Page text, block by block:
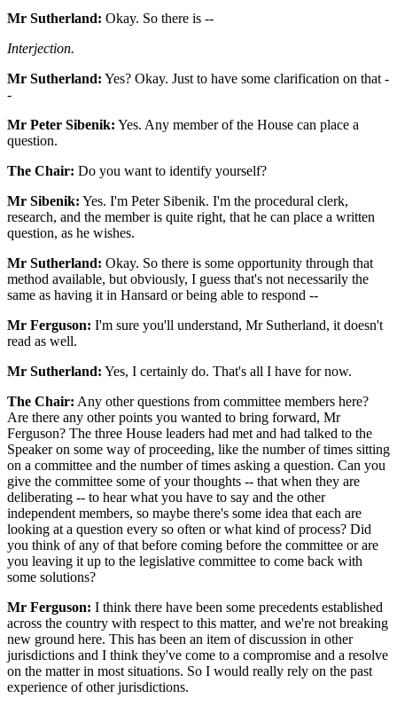
Mr Sutherland: Okay. So there is --
Interjection.
Mr Sutherland: Yes? Okay. Just to have some clarification on that -
-
Mr Peter Sibenik: Yes. Any member of the House can place a
question.
The Chair: Do you want to identify yourself?
Mr Sibenik: Yes. I'm Peter Sibenik. I'm the procedural clerk,
research, and the member is quite right, that he can place a written
question, as he wishes.
Mr Sutherland: Okay. So there is some opportunity through that
method available, but obviously, I guess that's not necessarily the
same as having it in Hansard or being able to respond --
Mr Ferguson: I'm sure you'll understand, Mr Sutherland, it doesn't
read as well.
Mr Sutherland: Yes, I certainly do. That's all I have for now.
The Chair: Any other questions from committee members here?
Are there any other points you wanted to bring forward, Mr
Ferguson? The three House leaders had met and had talked to the
Speaker on some way of proceeding, like the number of times sitting
on a committee and the number of times asking a question. Can you
give the committee some of your thoughts -- that when they are
deliberating -- to hear what you have to say and the other
independent members, so maybe there's some idea that each are
looking at a question every so often or what kind of process? Did
you think of any of that before coming before the committee or are
you leaving it up to the legislative committee to come back with
some solutions?
Mr Ferguson: I think there have been some precedents established
across the country with respect to this matter, and we're not breaking
new ground here. This has been an item of discussion in other
jurisdictions and I think they've come to a compromise and a resolve
on the matter in most situations. So I would really rely on the past
experience of other jurisdictions.